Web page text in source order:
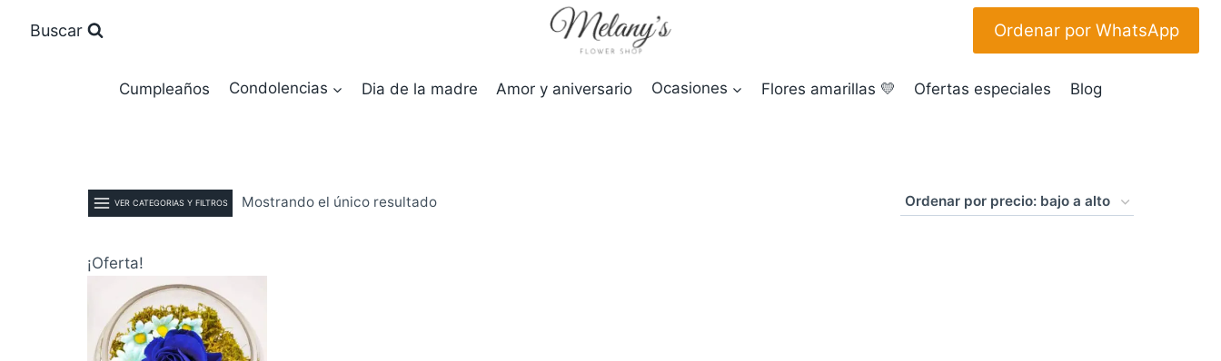
Buscar Ordenar por WhatsApp
Cumpleaños Condolencias Dia de la madre Amor y aniversario Ocasiones Flores amarillas 💛 Ofertas especiales Blog
VER CATEGORIAS Y FILTROS Mostrando el único resultado
¡Oferta!